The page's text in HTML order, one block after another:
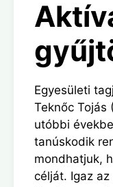
Egyesületi
Teknőc Tojás
utóbbi
tanúskodik
mondhatjuk,
célját. Igaz